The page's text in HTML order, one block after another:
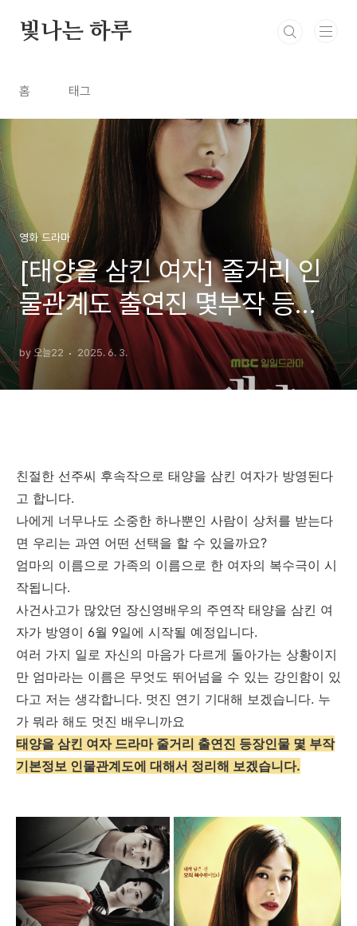
빛나는 하루
홈 태그
영화 드라마
[태양을 삼킨 여자] 줄거리 인
물관계도 출연진 몇부작 등장
인물 총정리
by 오늘22 2025. 6. 3.
친절한 선주씨 후속작으로 태양을 삼킨 여자가 방영된다
고 합니다.
나에게 너무나도 소중한 하나뿐인 사람이 상처를 받는다
면 우리는 과연 어떤 선택을 할 수 있을까요?
엄마의 이름으로 가족의 이름으로 한 여자의 복수극이 시
작됩니다.
사건사고가 많았던 장신영배우의 주연작 태양을 삼킨 여
자가 방영이 6월 9일에 시작될 예정입니다.
여러 가지 일로 자신의 마음가 다르게 돌아가는 상황이지
만 엄마라는 이름은 무엇도 뛰어넘을 수 있는 강인함이 있
다고 저는 생각합니다. 멋진 연기 기대해 보겠습니다. 누
가 뭐라 해도 멋진 배우니까요
태양을 삼킨 여자 드라마 줄거리 출연진 등장인물 몇 부작
기본정보 인물관계도에 대해서 정리해 보겠습니다.